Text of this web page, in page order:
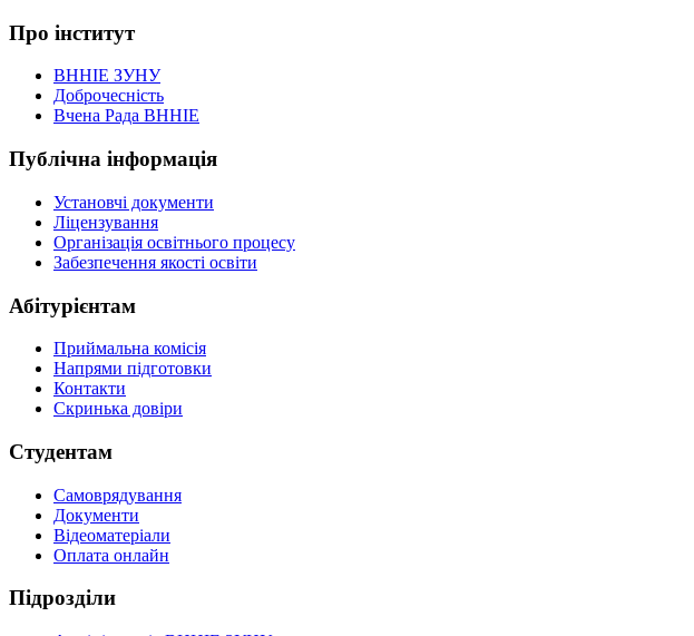
Про інститут
ВННІЕ ЗУНУ
Доброчесність
Вчена Рада ВННІЕ
Публічна інформація
Установчі документи
Ліцензування
Організація освітнього процесу
Забезпечення якості освіти
Абітурієнтам
Приймальна комісія
Напрями підготовки
Контакти
Скринька довіри
Студентам
Самоврядування
Документи
Відеоматеріали
Оплата онлайн
Підрозділи